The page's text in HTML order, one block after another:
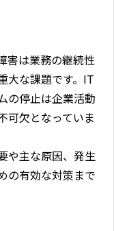
害は業務の継続性
大な課題です。IT
の停止は企業活動
可欠となっていま
や主な原因、発生
の有効な対策まで